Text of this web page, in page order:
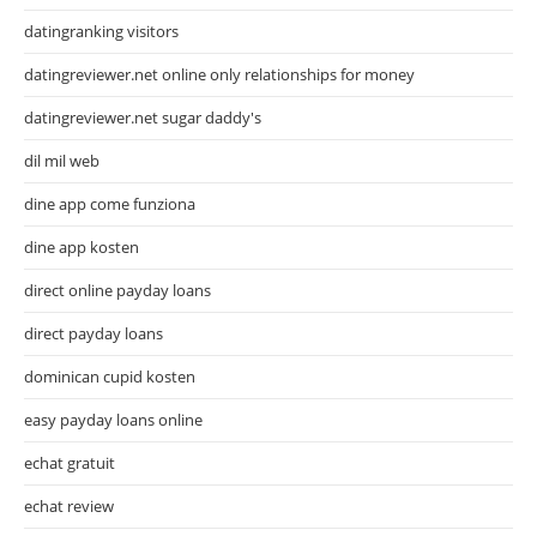
datingranking visitors
datingreviewer.net online only relationships for money
datingreviewer.net sugar daddy's
dil mil web
dine app come funziona
dine app kosten
direct online payday loans
direct payday loans
dominican cupid kosten
easy payday loans online
echat gratuit
echat review